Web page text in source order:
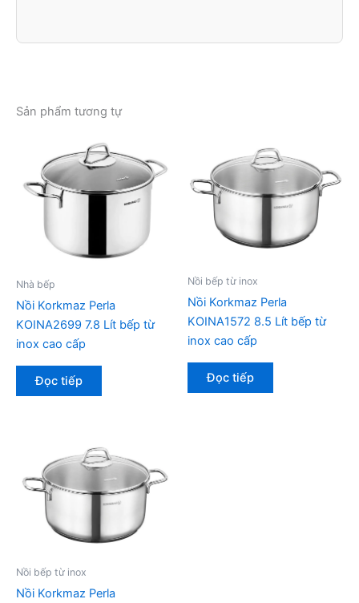
Sản phẩm tương tự
Nhà bếp
Nồi Korkmaz Perla
KOINA2699 7.8 Lít bếp từ
inox cao cấp
Đọc tiếp
Nồi bếp từ inox
Nồi Korkmaz Perla
KOINA1572 8.5 Lít bếp từ
inox cao cấp
Đọc tiếp
Nồi bếp từ inox
Nồi Korkmaz Perla